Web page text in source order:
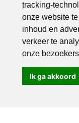
tracking-
onze website
inhoud en
verkeer te
onze
Ik ga akkoord
Bel ons